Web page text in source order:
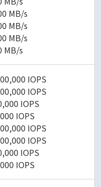
MB/s
MB/s
MB/s
MB/s
IOPS
IOPS
IOPS
IOPS
IOPS
IOPS
IOPS
IOPS